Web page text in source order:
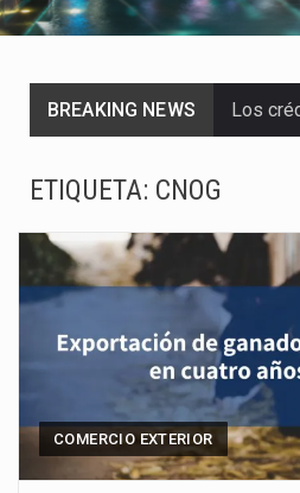
BREAKING NEWS
ETIQUETA: CNOG
COMERCIO EXTERIOR